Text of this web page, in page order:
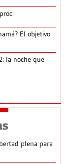
El objetivo
la noche que
plena para